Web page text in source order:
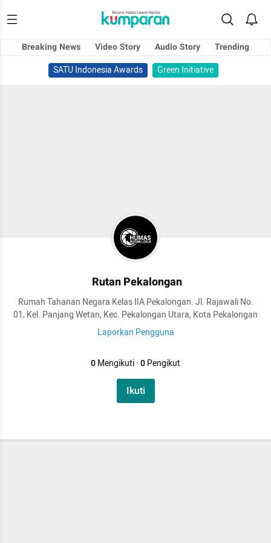
Breaking News Video Story Audio Story
Trending
SATU Indonesia Awards
Green Initiative
Rutan Pekalongan
Rumah Tahanan Negara Kelas IIA Pekalongan. Jl. Rajawali No.
01, Kel. Panjang Wetan, Kec. Pekalongan Utara, Kota Pekalongan
Laporkan Pengguna
0Mengikuti·0Pengikut
Ikuti